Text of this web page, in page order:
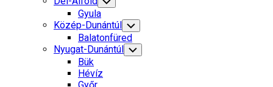
Child
Menu
Gyula
Közép-Dunántúl Toggle
Child
Menu
Balatonfüred
Nyugat-Dunántúl Toggle
Child
Bük
Hévíz